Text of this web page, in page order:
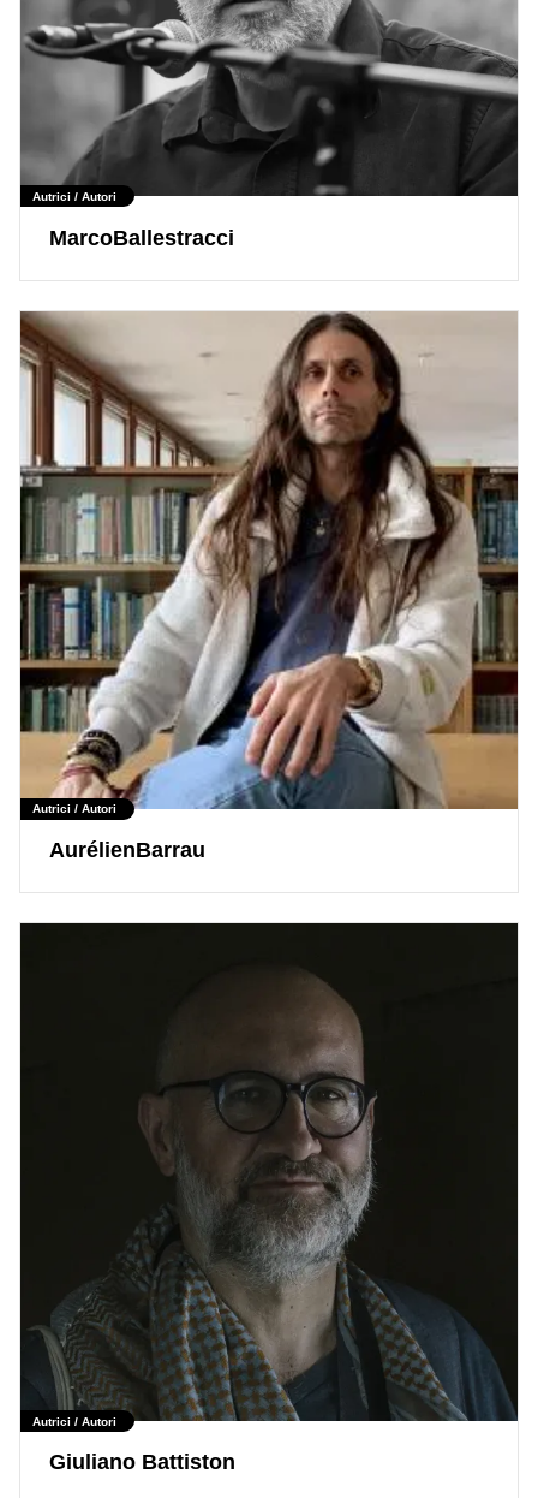
Autrici / Autori
MarcoBallestracci
Autrici / Autori
AurélienBarrau
Autrici / Autori
Giuliano Battiston